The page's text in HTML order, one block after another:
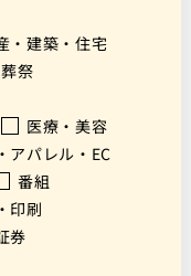
・建築・住宅
祭
医療・美容
アパレル・EC
番組
印刷
券